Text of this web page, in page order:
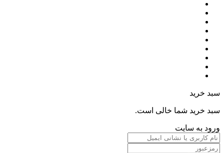
سبد خرید
سبد خرید شما خالی است.
ورود به سایت